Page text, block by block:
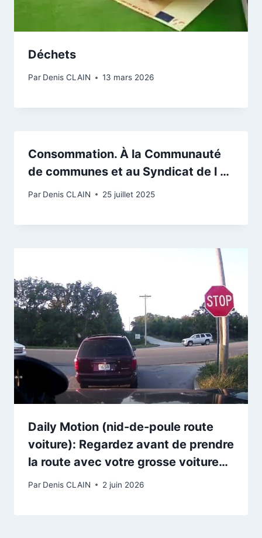
Déchets
Par Denis CLAIN 13 mars 2026
Consommation. À la Communauté
de communes et au Syndicat de l …
Par Denis CLAIN 25 juillet 2025
Daily Motion (nid-de-poule route
voiture): Regardez avant de prendre
la route avec votre grosse voiture…
Par Denis CLAIN 2 juin 2026